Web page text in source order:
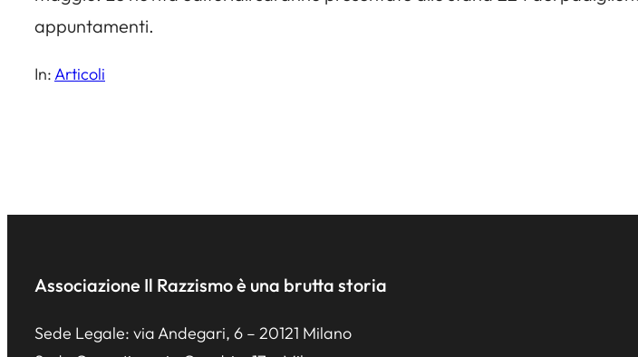
appuntamenti.
In:Articoli
Associazione Il Razzismo è una brutta storia
Sede Legale: via Andegari, 6 – 20121 Milano